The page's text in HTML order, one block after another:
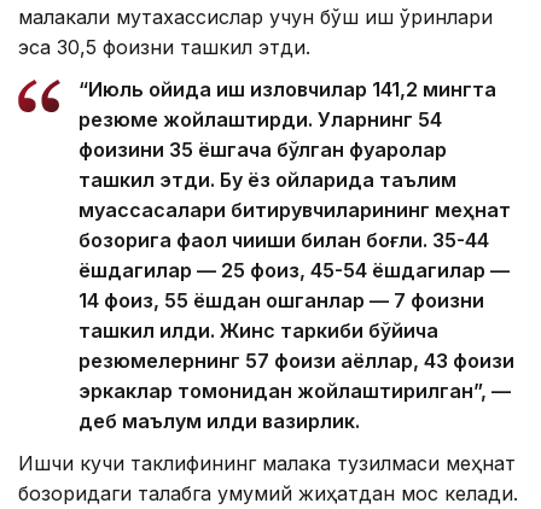
малакали мутахассислар учун бўш иш ўринлари
эса 30,5 фоизни ташкил этди.
“Июль ойида иш изловчилар 141,2 мингта
резюме жойлаштирди. Уларнинг 54
фоизини 35 ёшгача бўлган фуқаролар
ташкил этди. Бу ёз ойларида таълим
муассасалари битирувчиларининг меҳнат
бозорига фаол чиқиши билан боғлиқ. 35-44
ёшдагилар — 25 фоиз, 45-54 ёшдагилар —
14 фоиз, 55 ёшдан ошганлар — 7 фоизни
ташкил қилди. Жинс таркиби бўйича
резюмелернинг 57 фоизи аёллар, 43 фоизи
эркаклар томонидан жойлаштирилган”, —
деб маълум қилди вазирлик.
Ишчи кучи таклифининг малака тузилмаси меҳнат
бозоридаги талабга умумий жиҳатдан мос келади.